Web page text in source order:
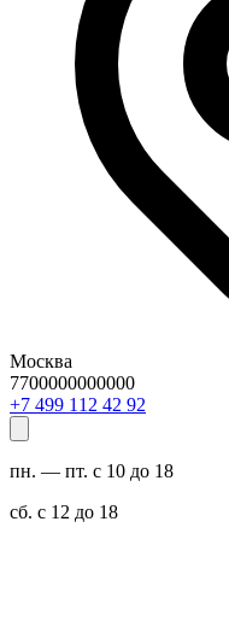
Москва
7700000000000
29 24 211 994 7+
пн. — пт. с 10 до 18
сб. с 12 до 18